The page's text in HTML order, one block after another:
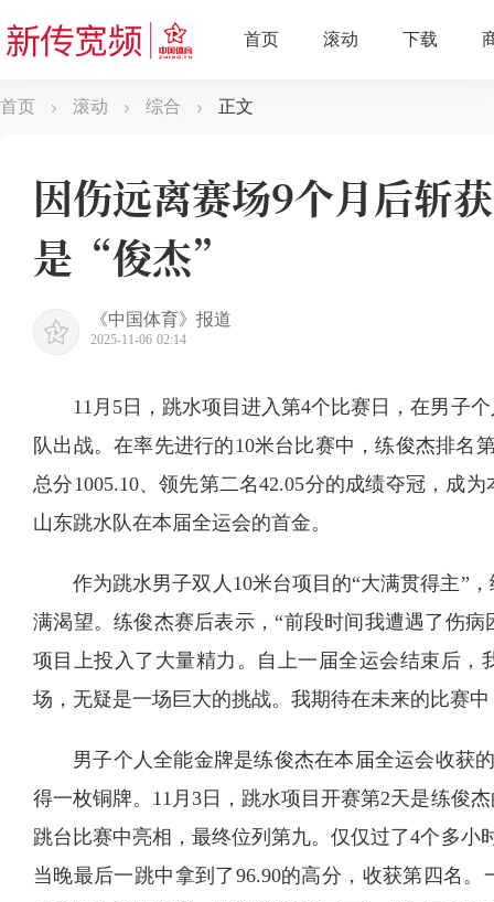
首页 滚动 综合 正文
因伤远离赛场9个月后斩
是“俊杰”
《中国体育》报道
2025-11-06 02:14
11月5日，跳水项目进入第4个比赛日，在男子
队出战。在率先进行的10米台比赛中，练俊杰排名
总分1005.10、领先第二名42.05分的成绩夺冠，成
山东跳水队在本届全运会的首金。
作为跳水男子双人10米台项目的“大满贯得主”
满渴望。练俊杰赛后表示，“前段时间我遭遇了伤
项目上投入了大量精力。自上一届全运会结束后，
场，无疑是一场巨大的挑战。我期待在未来的比赛
男子个人全能金牌是练俊杰在本届全运会收获
得一枚铜牌。11月3日，跳水项目开赛第2天是练俊
跳台比赛中亮相，最终位列第九。仅仅过了4个多小
当晚最后一跳中拿到了96.90的高分，收获第四名